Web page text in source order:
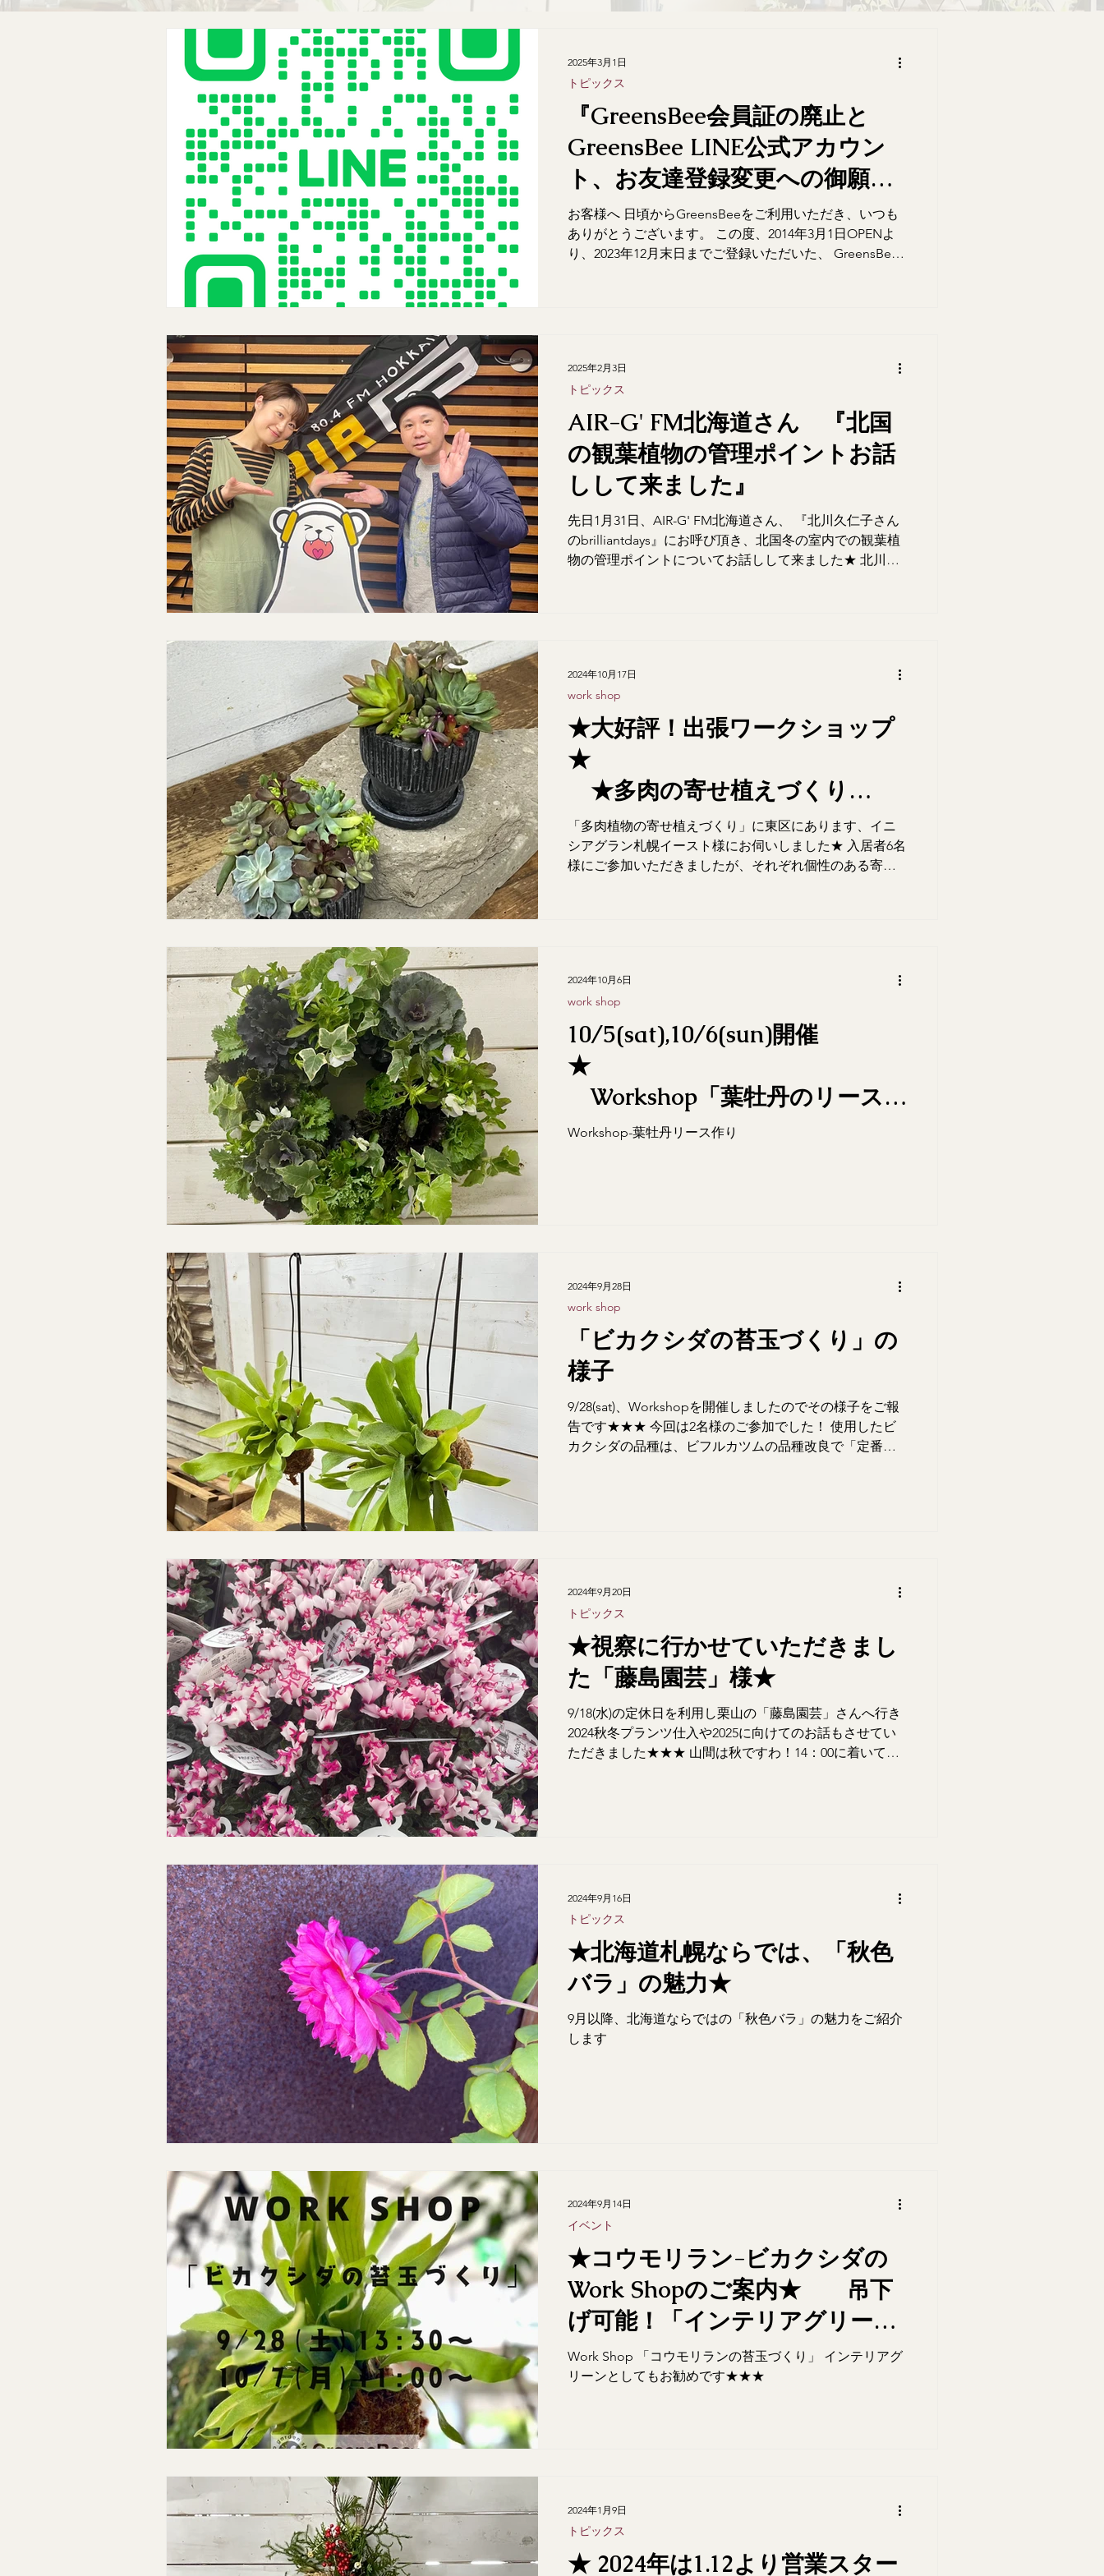
『GreensBee会員証の廃止と
GreensBee LINE公式アカウン
ト、お友達登録変更への御願い
です』
お客様へ 日頃からGreensBeeをご利用いただき、いつも
ありがとうございます。 この度、2014年3月1日OPENよ
り、2023年12月末日までご登録いただいた、 GreensBee
トピックス
2025年3月1日
AIR-G' FM北海道さん 『北国
の観葉植物の管理ポイントお話
しして来ました』
先日1月31日、AIR-G' FM北海道さん、 『北川久仁子さん
のbrilliantdays』にお呼び頂き、北国冬の室内での観葉植
物の管理ポイントについてお話しして来ました★ 北川さ
トピックス
2025年2月3日
★大好評！出張ワークショップ
★
★多肉の寄せ植えづくり
★
「イニシアグラン 札幌イースト
「多肉植物の寄せ植えづくり」に東区にあります、イニ
シアグラン札幌イースト様にお伺いしました★ 入居者6名
様にご参加いただきましたが、それぞれ個性のある寄せ
work shop
2024年10月17日
10/5(sat),10/6(sun)開催
★
Workshop「葉牡丹のリース作
り」の様子です★
Workshop-葉牡丹リース作り
work shop
2024年10月6日
「ビカクシダの苔玉づくり」の
様子
9/28(sat)、Workshopを開催しましたのでその様子をご報
告です★★★ 今回は2名様のご参加でした！ 使用したビ
カクシダの品種は、ビフルカツムの品種改良で「定番の
work shop
2024年9月28日
★視察に行かせていただきまし
た「藤島園芸」様★
9/18(水)の定休日を利用し栗山の「藤島園芸」さんへ行き
2024秋冬プランツ仕入や2025に向けてのお話もさせてい
ただきました★★★ 山間は秋ですわ！14：00に着いて盛
トピックス
2024年9月20日
★北海道札幌ならでは、「秋色
バラ」の魅力★
9月以降、北海道ならではの「秋色バラ」の魅力をご紹介
します
トピックス
2024年9月16日
★コウモリラン-ビカクシダの
Work Shopのご案内★ 吊下
げ可能！「インテリアグリー
ン」としておすすめです
★★★
Work Shop 「コウモリランの苔玉づくり」 インテリアグ
リーンとしてもお勧めです★★★
イベント
2024年9月14日
★ 2024年は1.12より営業スター
トピックス
2024年1月9日